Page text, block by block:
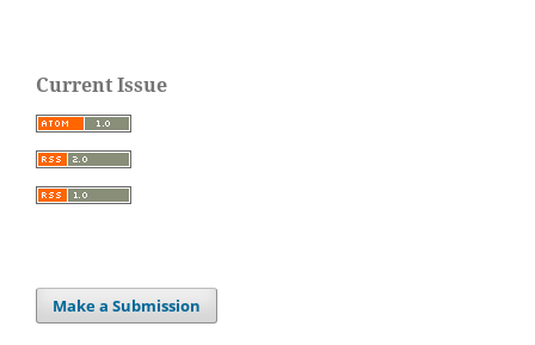
Current Issue
Make a Submission